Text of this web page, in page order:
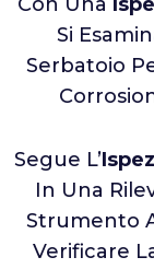
Si
Serbatoio
Segue L’
In Una
Strumento
Verificare